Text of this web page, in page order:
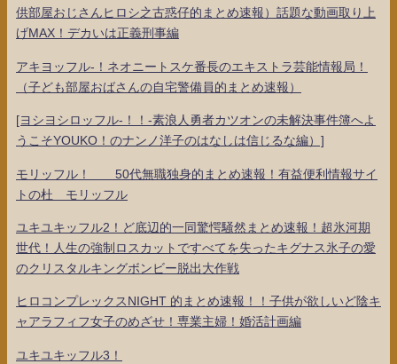
供部屋おじさんヒロシ之古惑仔的まとめ速報）話題な動画取り上
げMAX！デカいは正義刑事編
アキヨッフル-！ネオニートスケ番長のエキストラ芸能情報局！
（子ども部屋おばさんの自宅警備員的まとめ速報）
[ヨシヨシロッフル-！！-素浪人勇者カツオンの未解決事件簿へよ
うこそYOUKO！のナンノ洋子のはなしは信じるな編）]
モリッフル！ 50代無職独身的まとめ速報！有益便利情報サイ
トの杜 モリッフル
ユキユキッフル2！ど底辺的一同驚愕騒然まとめ速報！超氷河期
世代！人生の強制ロスカットですべてを失ったキグナス氷子の愛
のクリスタルキングボンビー脱出大作戦
ヒロコンプレックスNIGHT 的まとめ速報！！子供が欲しいど陰キ
ャアラフィフ女子のめざせ！専業主婦！婚活計画編
ユキユキッフル3！